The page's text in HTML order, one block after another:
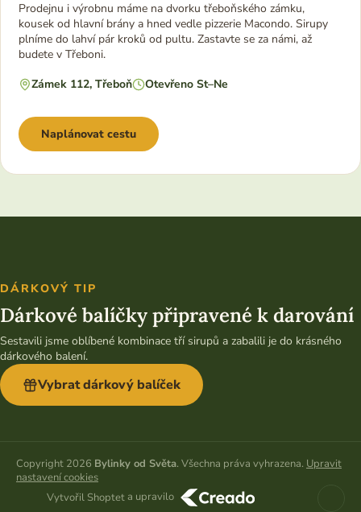
Prodejnu i výrobnu máme na dvorku třeboňského zámku,
kousek od hlavní brány a hned vedle pizzerie Macondo. Sirupy
plníme do lahví pár kroků od pultu. Zastavte se za námi, až
budete v Třeboni.
Zámek 112, Třeboň
Otevřeno St–Ne
Naplánovat cestu
DÁRKOVÝ TIP
Dárkové balíčky připravené k darování
Sestavili jsme oblíbené kombinace tří sirupů a zabalili je do krásného
dárkového balení.
Vybrat dárkový balíček
Vytvořil Shopteta upravilo
Copyright 2026 Bylinky od Světa. Všechna práva vyhrazena. Upravit
nastavení cookies